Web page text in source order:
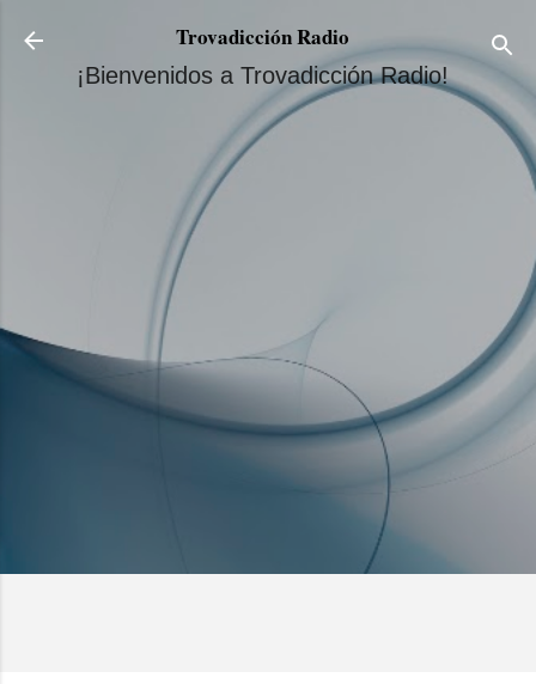
Ir al contenido principal
Trovadicción Radio
¡Bienvenidos a Trovadicción Radio!